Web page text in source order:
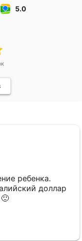
5.0
ребенка.
доллар